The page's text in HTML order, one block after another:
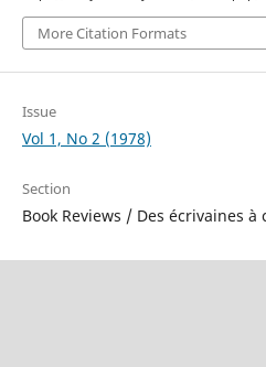
More Citation Formats
Issue
Vol 1, No 2 (1978)
Section
Book Reviews / Des écrivaines